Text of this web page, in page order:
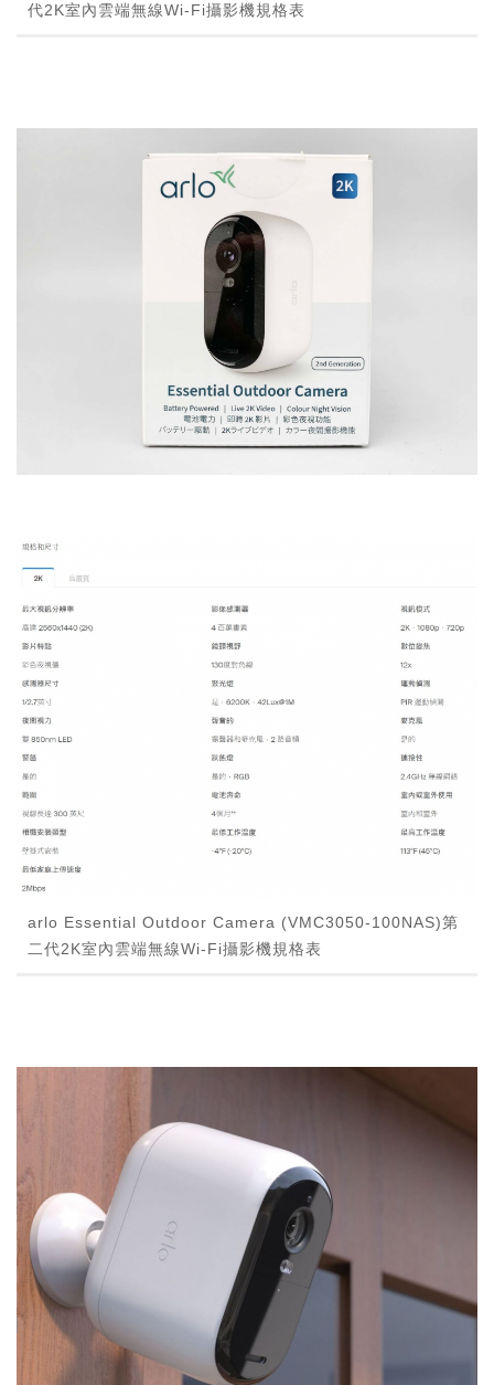
代2K室內雲端無線Wi-Fi攝影機規格表
arlo Essential Outdoor Camera (VMC3050-100NAS)第
二代2K室內雲端無線Wi-Fi攝影機規格表